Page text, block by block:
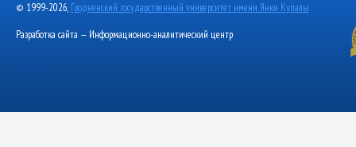
© 1999-2026, Гродненский государственный университет имени Янки Купалы
Разработка сайта — Информационно-аналитический центр